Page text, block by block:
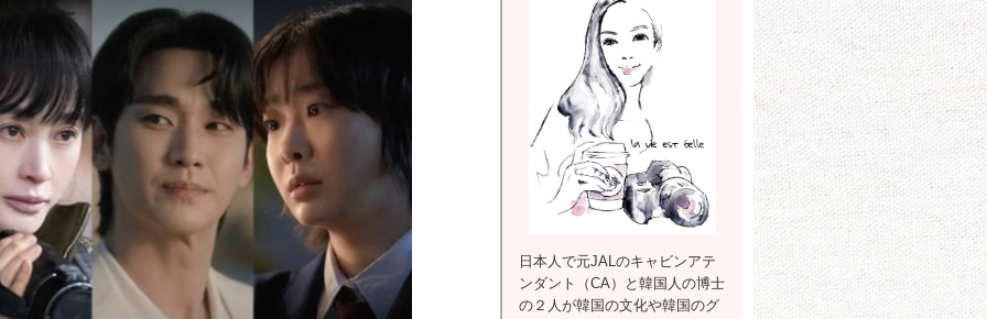
日本人で元JALのキャビンアテ
ンダント（CA）と韓国人の博士
の２人が韓国の文化や韓国のグ